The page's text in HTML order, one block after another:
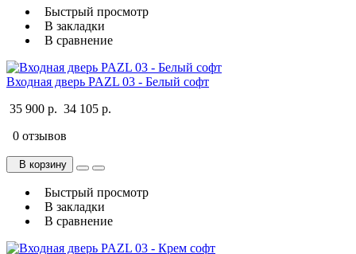
Быстрый просмотр
В закладки
В сравнение
Входная дверь PAZL 03 - Белый софт
35 900 р. 34 105 р.
0 отзывов
В корзину
Быстрый просмотр
В закладки
В сравнение